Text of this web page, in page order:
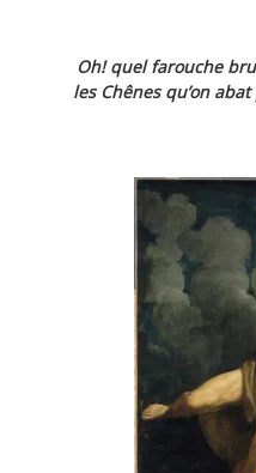
Oh! quel farouche
les Chênes qu’on